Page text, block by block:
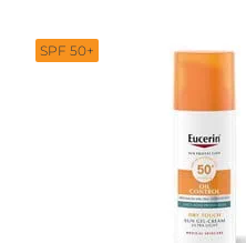
SPF 50+